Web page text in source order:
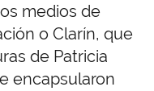
medios de
o Clarín, que
de Patricia
encapsularon